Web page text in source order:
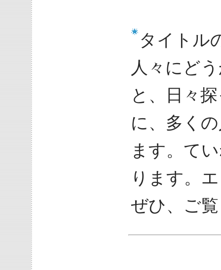
タイトル
人々にど
と、日々
に、多く
ます。て
ります。
ぜひ、ご